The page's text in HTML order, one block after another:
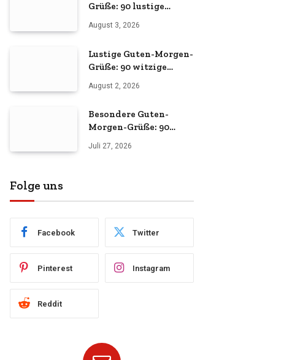
Grüße: 90 lustige
August 3, 2026
Lustige Guten-Morgen-
Grüße: 90 witzige
August 2, 2026
Besondere Guten-
Morgen-Grüße: 90
liebevolle & witzige
Ideen
Juli 27, 2026
Folge uns
Facebook Twitter
Pinterest Instagram
Reddit